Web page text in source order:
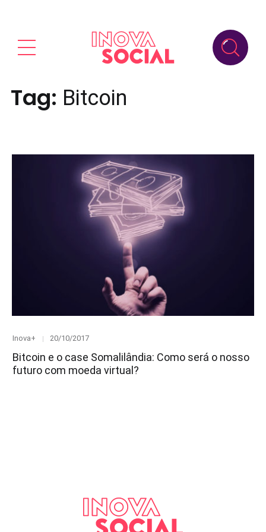
Tag: Bitcoin
Category
Inova+
Posted
20/10/2017
Bitcoin e o case Somalilândia: Como será o nosso
futuro com moeda virtual?